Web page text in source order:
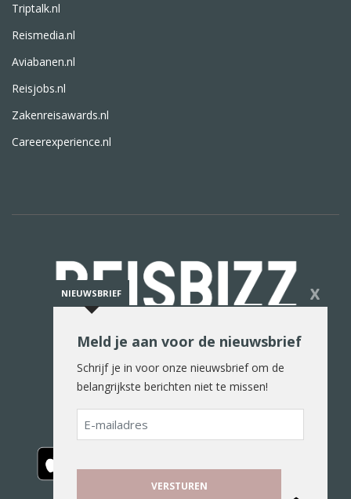
Triptalk.nl
Reismedia.nl
Aviabanen.nl
Reisjobs.nl
Zakenreisawards.nl
Careerexperience.nl
De reiswereld in woord en beeld
NIEUWSBRIEF X
Meld je aan voor de nieuwsbrief
Schrijf je in voor onze nieuwsbrief om de
belangrijkste berichten niet te missen!
E-
mailadres